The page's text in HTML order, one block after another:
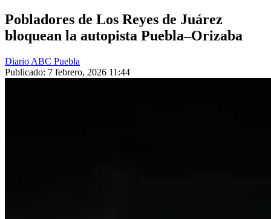
Pobladores de Los Reyes de Juárez
bloquean la autopista Puebla–Orizaba
Diario ABC Puebla
Publicado: 7 febrero, 2026 11:44